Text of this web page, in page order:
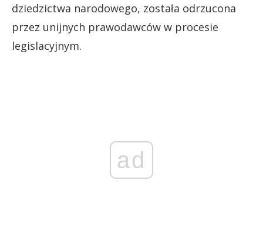
dziedzictwa narodowego, została odrzucona
przez unijnych prawodawców w procesie
legislacyjnym.
ad